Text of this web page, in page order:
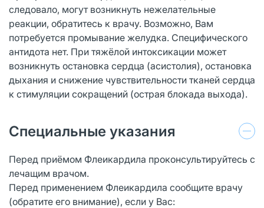
следовало, могут возникнуть нежелательные
реакции, обратитесь к врачу. Возможно, Вам
потребуется промывание желудка. Специфического
антидота нет. При тяжёлой интоксикации может
возникнуть остановка сердца (асистолия), остановка
дыхания и снижение чувствительности тканей сердца
к стимуляции сокращений (острая блокада выхода).
Специальные указания
Перед приёмом Флеикардила проконсультируйтесь с
лечащим врачом.
Перед применением Флеикардила сообщите врачу
(обратите его внимание), если у Вас: